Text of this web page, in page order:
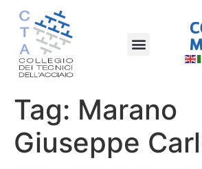
Tag: Marano
Giuseppe